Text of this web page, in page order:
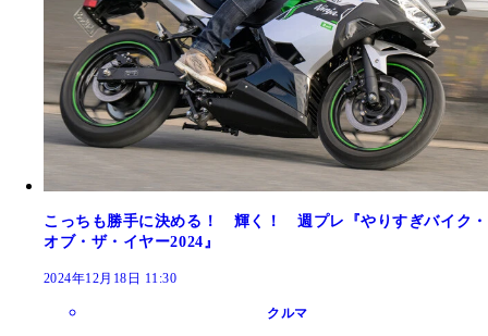
こっちも勝手に決める！ 輝く！ 週プレ『やりすぎバイク・
オブ・ザ・イヤー2024』
2024年12月18日 11:30
クルマ